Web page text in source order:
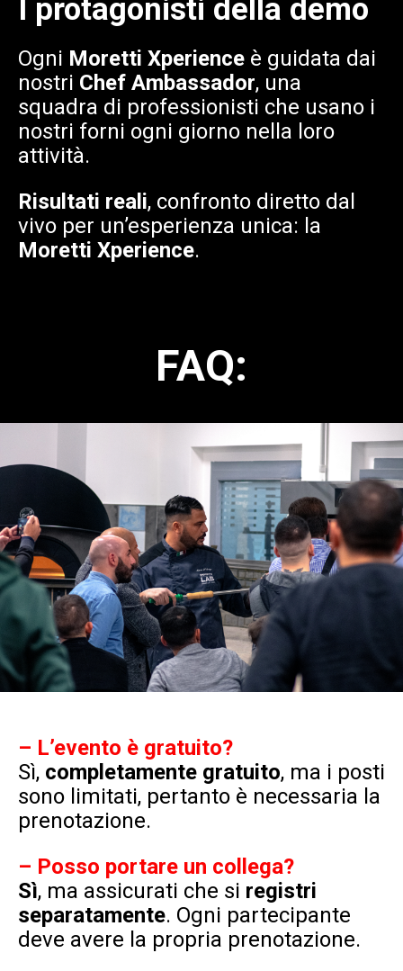
I protagonisti della demo
Ogni Moretti Xperience è guidata dai
nostri Chef Ambassador, una
squadra di professionisti che usano i
nostri forni ogni giorno nella loro
attività.
Risultati reali, confronto diretto dal
vivo per un’esperienza unica: la
Moretti Xperience.
FAQ:
– L’evento è gratuito?
Sì, completamente gratuito, ma i posti
sono limitati, pertanto è necessaria la
prenotazione.
– Posso portare un collega?
Sì, ma assicurati che si registri
separatamente. Ogni partecipante
deve avere la propria prenotazione.